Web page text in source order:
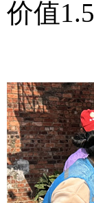
价值1.5